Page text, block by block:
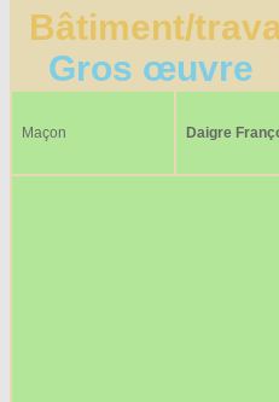
Bâtiment/
Gros œuvre
Maçon Daigre